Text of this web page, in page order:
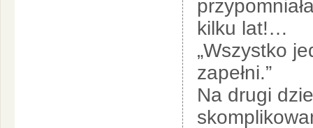
kilku lat!…
„Wszystko
zapełni.”
Na drugi